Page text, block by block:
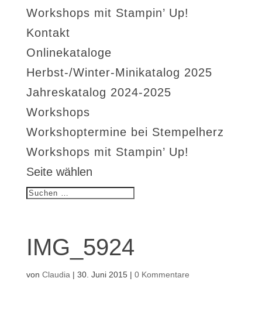
Workshops mit Stampin’ Up!
Kontakt
Onlinekataloge
Herbst-/Winter-Minikatalog 2025
Jahreskatalog 2024-2025
Workshops
Workshoptermine bei Stempelherz
Workshops mit Stampin’ Up!
Seite wählen
IMG_5924
von Claudia | 30. Juni 2015| 0 Kommentare